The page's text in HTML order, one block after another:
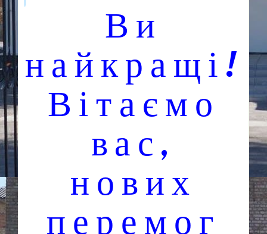
Ви
найкращі!
Вітаємо
вас,
нових